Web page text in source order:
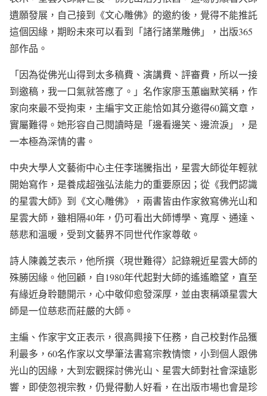
遺願發展，自己接到《文心雕佛》的邀約後，覺得不能推託
這個因緣，期盼未來可以看到「諸行諸業雕佛」，出版365
部作品。
「因為從佛光山得到太多稿費、演講費、評審費，所以一接
到邀稿，我一口氣就答應了。」名作家廖玉蕙幽默笑稱，作
家向來最不受拘束，主編宇文正能恰如其分邀得60篇文章，
實屬難得。她形容自己閱讀時是「邊看邊笑、邊流淚」，是
一本極為深情的書。
中央大學人文藝術中心主任李瑞騰指出，星雲大師從年輕就
開始寫作，是養成超強弘法能力的重要原因；從《我們認識
的星雲大師》到《文心雕佛》，兩書皆由作家敘寫佛光山和
星雲大師，雖相隔40年，仍可看出大師博學、寬厚、通達、
慈悲和溫暖，受到文藝界不同世代作家尊敬。
詩人陳義芝表示，他所撰〈現世難得〉記錄親近星雲大師的
殊勝因緣。他回顧，自1980年代起對大師的遙遙瞻望，直至
有緣近身聆聽開示，心中敬仰愈發深厚，並由衷稱頌星雲大
師是一位慈悲而莊嚴的大師。
主編、作家宇文正表示，很高興接下任務，自己校對作品獲
利最多，60名作家以文學筆法書寫宗教情懷，小到個人跟佛
光山的因緣，大到宏觀探討佛光山、星雲大師對社會深遠影
響，即使忽視宗教，仍覺得動人好看，在出版市場也會是珍